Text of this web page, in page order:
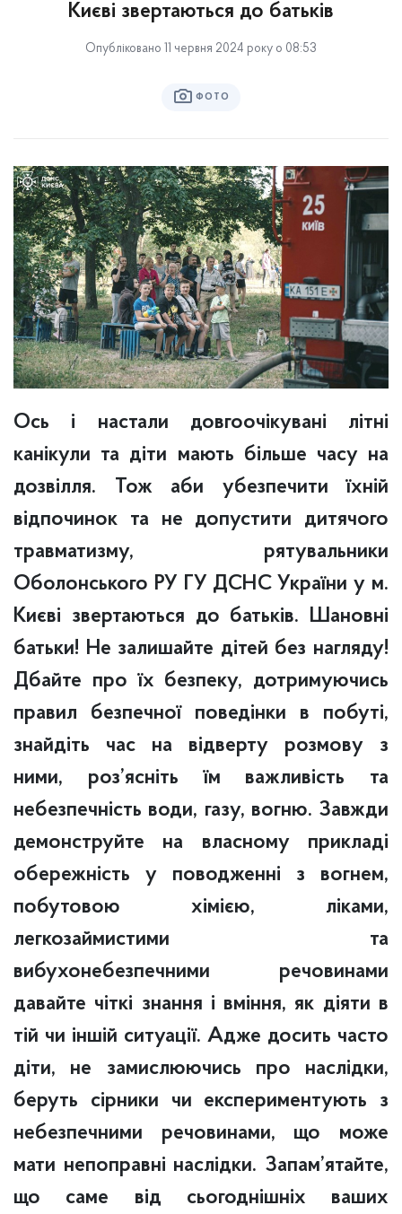
Києві звертаються до батьків
Опубліковано 11 червня 2024 року о 08:53
ФОТО
Ось і настали довгоочікувані літні
канікули та діти мають більше часу на
дозвілля. Тож аби убезпечити їхній
відпочинок та не допустити дитячого
травматизму, рятувальники
Оболонського РУ ГУ ДСНС України у м.
Києві звертаються до батьків.
Шановні
батьки! Не залишайте дітей без нагляду!
Дбайте про їх безпеку, дотримуючись
правил безпечної поведінки в побуті,
знайдіть час на відверту розмову з
ними, роз’ясніть їм важливість та
небезпечність води, газу, вогню. Завжди
демонструйте на власному прикладі
обережність у поводженні з вогнем,
побутовою хімією, ліками,
легкозаймистими та
вибухонебезпечними речовинами
давайте чіткі знання і вміння, як діяти в
тій чи іншій ситуації. Адже досить часто
діти, не замислюючись про наслідки,
беруть сірники чи експериментують з
небезпечними речовинами, що може
мати непоправні наслідки. Запам’ятайте,
що саме від сьогоднішніх ваших